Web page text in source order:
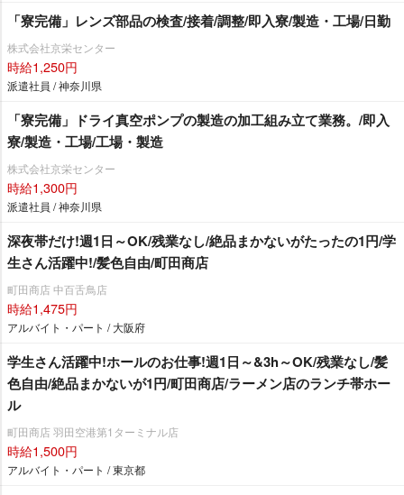
「寮完備」レンズ部品の検査/接着/調整/即入寮/製造・工場/日勤
株式会社京栄センター
時給1,250円
派遣社員 / 神奈川県
「寮完備」ドライ真空ポンプの製造の加工組み立て業務。/即入
寮/製造・工場/工場・製造
株式会社京栄センター
時給1,300円
派遣社員 / 神奈川県
深夜帯だけ!週1日～OK/残業なし/絶品まかないがたったの1円/学
生さん活躍中!/髪色自由/町田商店
町田商店 中百舌鳥店
時給1,475円
アルバイト・パート / 大阪府
学生さん活躍中!ホールのお仕事!週1日～&3h～OK/残業なし/髪
色自由/絶品まかないが1円/町田商店/ラーメン店のランチ帯ホー
ル
町田商店 羽田空港第1ターミナル店
時給1,500円
アルバイト・パート / 東京都